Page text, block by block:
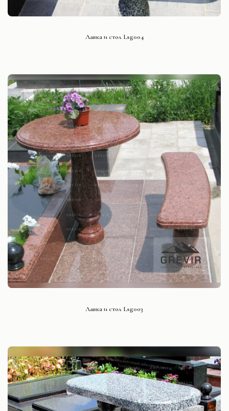
Лавка и стол Lsg004
Лавка и стол Lsg003